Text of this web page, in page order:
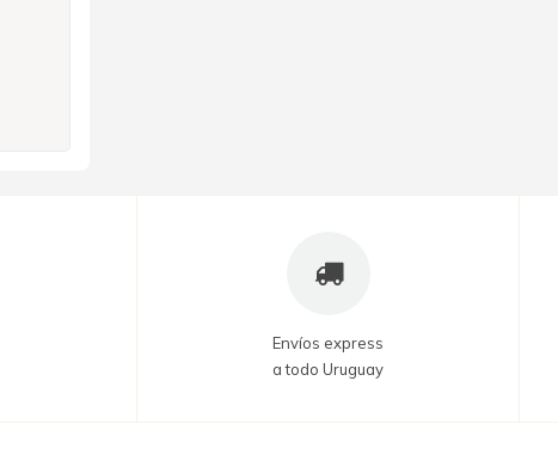
Envíos express
a todo Uruguay